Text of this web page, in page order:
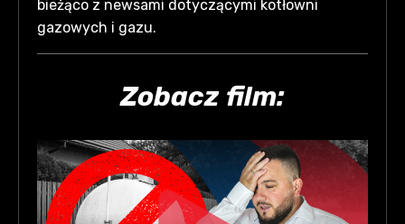
bieżąco z newsami dotyczącymi kotłowni
gazowych i gazu.
Zobacz film: